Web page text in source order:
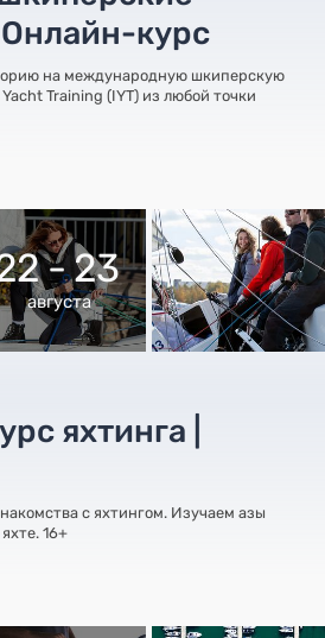
Онлайн-курс
на международную шкиперскую
Training (IYT) из любой точки
- 23
августа
яхтинга |
с яхтингом. Изучаем азы
16+